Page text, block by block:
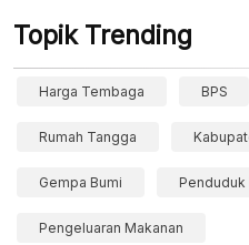
Topik Trending
Harga Tembaga BPS
Rumah Tangga
Gempa Bumi Penduduk
Pengeluaran Makanan